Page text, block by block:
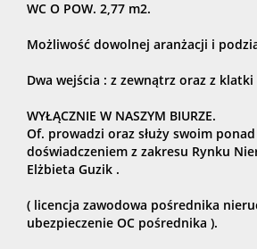
WC O POW. 2,77 m2.
Możliwość dowolnej aranżacji i
Dwa wejścia : z zewnątrz oraz z
WYŁĄCZNIE W NASZYM BIURZE.
Of. prowadzi oraz służy swoim
doświadczeniem z zakresu Rynku
Elżbieta Guzik .
( licencja zawodowa pośrednika
ubezpieczenie OC pośrednika ).